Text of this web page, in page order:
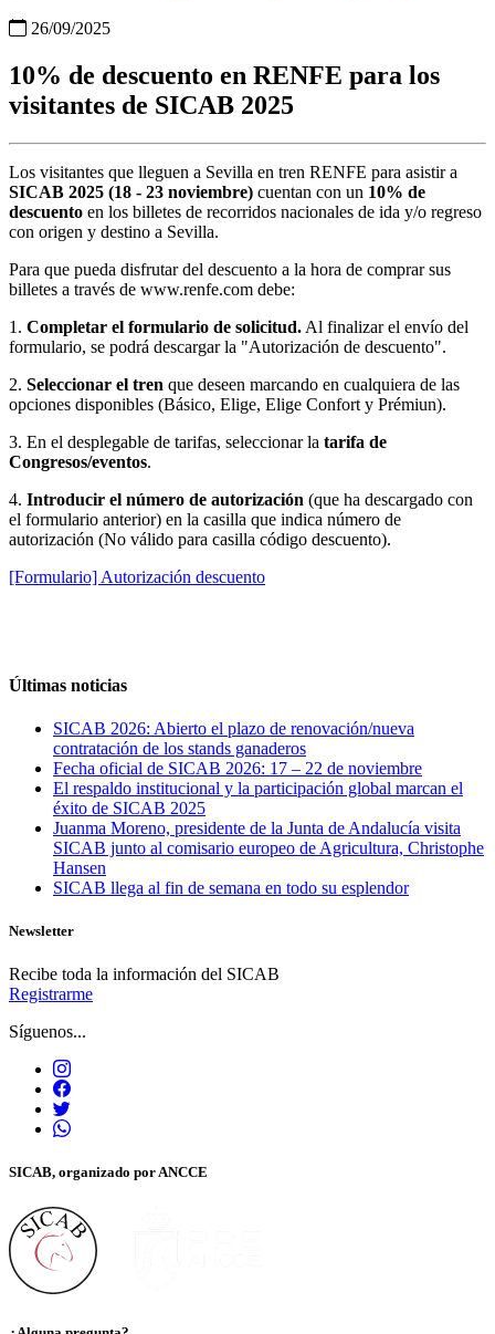
26/09/2025
10% de descuento en RENFE para los
visitantes de SICAB 2025
Los visitantes que lleguen a Sevilla en tren RENFE para asistir a
SICAB 2025 (18 - 23 noviembre) cuentan con un 10% de
descuento en los billetes de recorridos nacionales de ida y/o regreso
con origen y destino a Sevilla.
Para que pueda disfrutar del descuento a la hora de comprar sus
billetes a través de www.renfe.com debe:
1. Completar el formulario de solicitud. Al finalizar el envío del
formulario, se podrá descargar la "Autorización de descuento".
2. Seleccionar el tren que deseen marcando en cualquiera de las
opciones disponibles (Básico, Elige, Elige Confort y Prémiun).
3. En el desplegable de tarifas, seleccionar la tarifa de
Congresos/eventos.
4. Introducir el número de autorización (que ha descargado con
el formulario anterior) en la casilla que indica número de
autorización (No válido para casilla código descuento).
[Formulario] Autorización descuento
Últimas noticias
SICAB 2026: Abierto el plazo de renovación/nueva
contratación de los stands ganaderos
Fecha oficial de SICAB 2026: 17 – 22 de noviembre
El respaldo institucional y la participación global marcan el
éxito de SICAB 2025
Juanma Moreno, presidente de la Junta de Andalucía visita
SICAB junto al comisario europeo de Agricultura, Christophe
Hansen
SICAB llega al fin de semana en todo su esplendor
Newsletter
Recibe toda la información del SICAB
Registrarme
Síguenos...
SICAB, organizado por ANCCE